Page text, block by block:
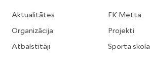
Aktualitātes
Organizācija
Atbalstītāji
FK Metta
Projekti
Sporta skola